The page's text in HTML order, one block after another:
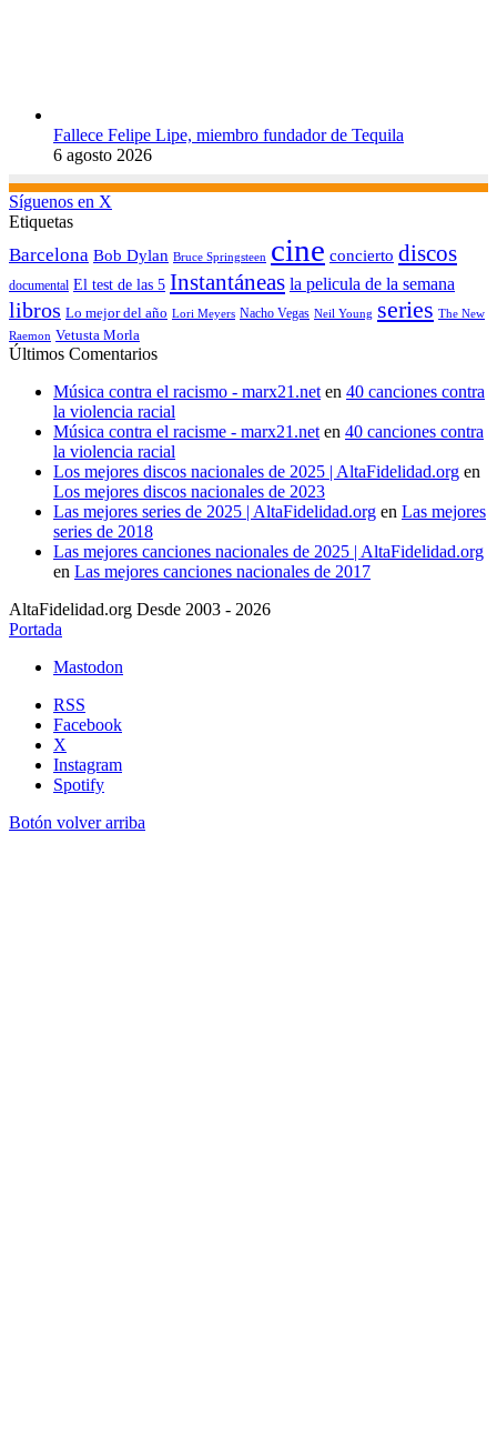
Fallece Felipe Lipe, miembro fundador de Tequila
6 agosto 2026
Síguenos en X
Etiquetas
Barcelona Bob Dylan Bruce Springsteen cine concierto discos
documental El test de las 5 Instantáneas la pelicula de la semana
libros Lo mejor del año Lori Meyers Nacho Vegas Neil Young series The New
Raemon Vetusta Morla
Últimos Comentarios
Música contra el racismo - marx21.net en 40 canciones contra
la violencia racial
Música contra el racisme - marx21.net en 40 canciones contra
la violencia racial
Los mejores discos nacionales de 2025 | AltaFidelidad.org en
Los mejores discos nacionales de 2023
Las mejores series de 2025 | AltaFidelidad.org en Las mejores
series de 2018
Las mejores canciones nacionales de 2025 | AltaFidelidad.org
en Las mejores canciones nacionales de 2017
AltaFidelidad.org Desde 2003 - 2026
Portada
Mastodon
RSS
Facebook
X
Instagram
Spotify
Botón volver arriba